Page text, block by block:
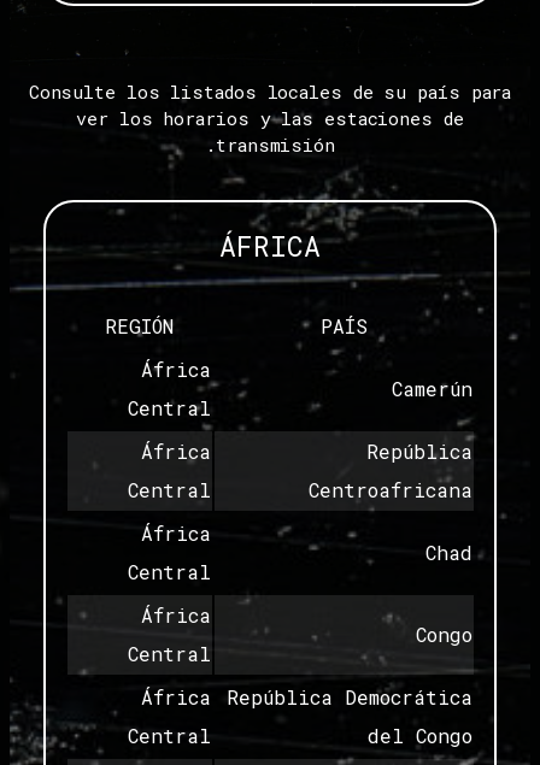
Consulte los listados locales de su país para
ver los horarios y las estaciones de
transmisión.
ÁFRICA
PAÍS
REGIÓN
Camerún
África
Central
República
Centroafricana
África
Central
Chad
África
Central
Congo
África
Central
República Democrática
del Congo
África
Central